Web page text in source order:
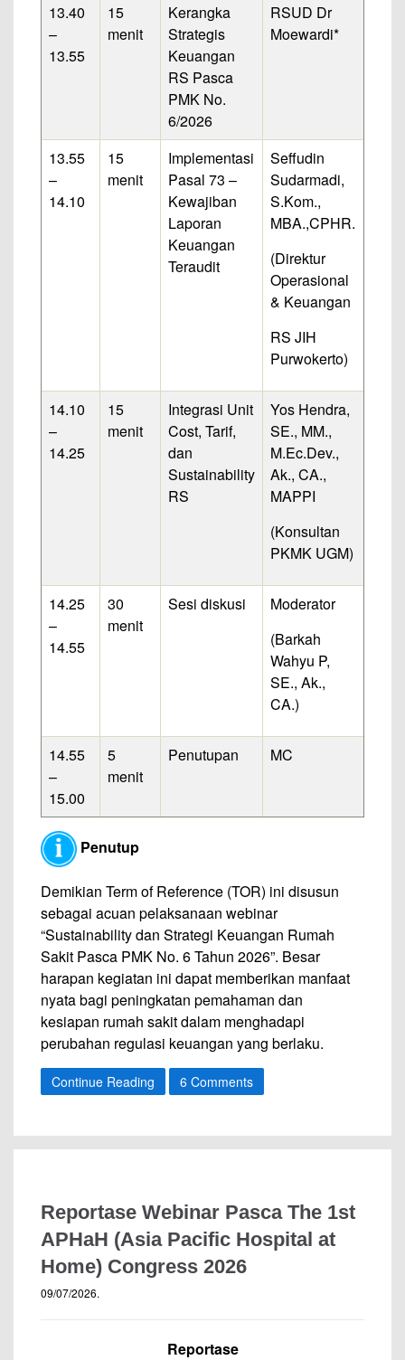
13.40
–
13.55
15
menit
Kerangka
Strategis
Keuangan
RS Pasca
PMK No.
6/2026
RSUD Dr
Moewardi*
13.55
–
14.10
15
menit
Implementasi
Pasal 73 –
Kewajiban
Laporan
Keuangan
Teraudit
Seffudin
Sudarmadi,
S.Kom.,
MBA.,CPHR.
(Direktur
Operasional
& Keuangan
RS JIH
Purwokerto)
14.10
–
14.25
15
menit
Integrasi Unit
Cost, Tarif,
dan
Sustainability
RS
Yos Hendra,
SE., MM.,
M.Ec.Dev.,
Ak., CA.,
MAPPI
(Konsultan
PKMK UGM)
14.25
–
14.55
30
menit
Sesi diskusi
Moderator
(Barkah
Wahyu P,
SE., Ak.,
CA.)
14.55
–
15.00
5
menit
Penutupan MC
Penutup
Demikian Term of Reference (TOR) ini disusun
sebagai acuan pelaksanaan webinar
“Sustainability dan Strategi Keuangan Rumah
Sakit Pasca PMK No. 6 Tahun 2026”. Besar
harapan kegiatan ini dapat memberikan manfaat
nyata bagi peningkatan pemahaman dan
kesiapan rumah sakit dalam menghadapi
perubahan regulasi keuangan yang berlaku.
Continue Reading 6 Comments
Reportase Webinar Pasca The 1st
APHaH (Asia Pacific Hospital at
Home) Congress 2026
09/07/2026.
Reportase